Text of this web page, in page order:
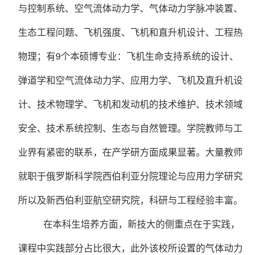
与控制系统、空气流体动力学、气体动力学脉冲装置、
生态工程问题、飞机强度、飞机和直升机设计、工程热
物理；有9个本硕博专业：飞机生命支持系统的设计、
弹道学和空气流体动力学、应用力学、飞机及直升机设
计、技术物理学、飞机和发动机的技术维护、技术领域
安全、技术系统控制、生态与自然管理。学院教师与工
业界有紧密的联系，在产学研方面成果显著。大量教师
就职于俄罗斯科学院西伯利亚分院理论与应用力学研究
所以及新西伯利亚航空研究院，科研与工程经验丰富。
在本科生培养方面，新技大的侧重点在于实践，
课程中实践部分占比很大，此外该校所设置的气体动力